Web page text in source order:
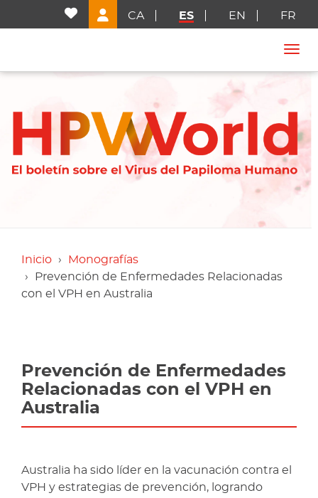
Inicio
Monografías
Prevención de Enfermedades Relacionadas
con el VPH en Australia
Prevención de Enfermedades
Relacionadas con el VPH en
Australia
Australia ha sido líder en la vacunación contra el
VPH y estrategias de prevención, logrando
CA ES EN FR